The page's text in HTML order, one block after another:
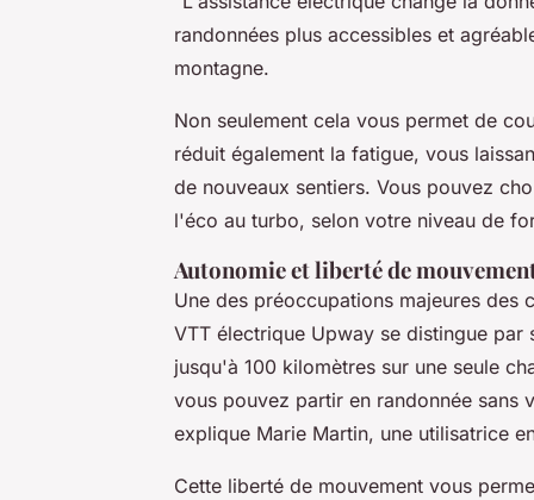
randonnées plus accessibles et
montagne.
Non seulement cela vous permet de
réduit également la fatigue, vous
de nouveaux sentiers. Vous pouvez
l'éco au turbo, selon votre niveau de
Autonomie et liberté de
Une des préoccupations majeures des
VTT électrique Upway se distingue
jusqu'à 100 kilomètres sur une seule
vous pouvez partir en randonnée sans
explique Marie Martin, une utilisatrice
Cette liberté de mouvement vous